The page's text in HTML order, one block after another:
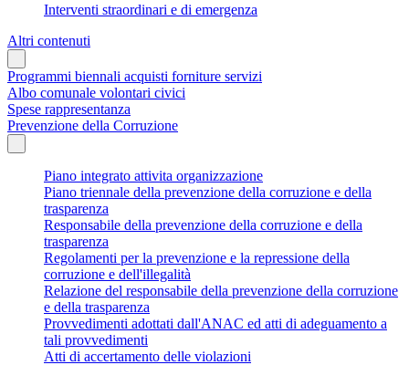
Interventi straordinari e di emergenza
Altri contenuti
Programmi biennali acquisti forniture servizi
Albo comunale volontari civici
Spese rappresentanza
Prevenzione della Corruzione
Piano integrato attivita organizzazione
Piano triennale della prevenzione della corruzione e della
trasparenza
Responsabile della prevenzione della corruzione e della
trasparenza
Regolamenti per la prevenzione e la repressione della
corruzione e dell'illegalità
Relazione del responsabile della prevenzione della corruzione
e della trasparenza
Provvedimenti adottati dall'ANAC ed atti di adeguamento a
tali provvedimenti
Atti di accertamento delle violazioni